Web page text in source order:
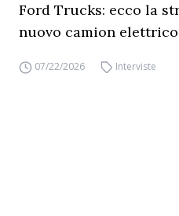
Ford Trucks: ecco la
nuovo camion
07/22/2026 Interviste